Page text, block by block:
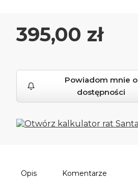
Cena
395,00 zł
Powiadom mnie o
dostępności
Opis Komentarze